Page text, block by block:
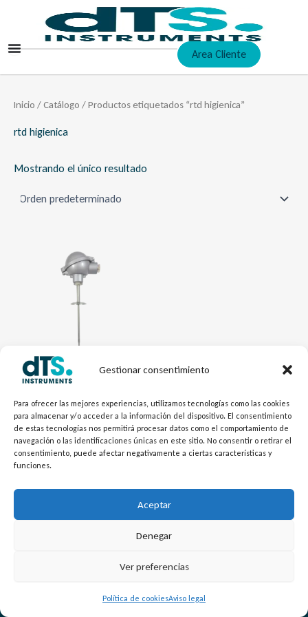
Gestionar consentimiento
Para ofrecer las mejores experiencias, utilizamos tecnologías como las cookies
para almacenar y/o acceder a la información del dispositivo. El consentimiento
de estas tecnologías nos permitirá procesar datos como el comportamiento de
navegación o las identificaciones únicas en este sitio. No consentir o retirar el
consentimiento, puede afectar negativamente a ciertas características y
funciones.
Aceptar
Denegar
Ver preferencias
Política de cookiesAviso legal
contenido
Area Cliente
Inicio /Catálogo / Productos etiquetados “rtd higienica”
rtd higienica
Mostrando el único resultado
Electrónica dTSTemp
RTD Higiénica TR40
L
i
n
u